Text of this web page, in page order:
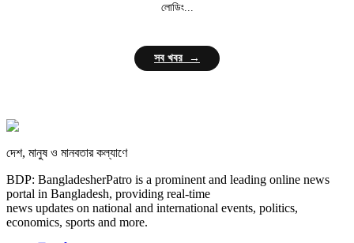
লোডিং...
সব খবর →
দেশ, মানুষ ও মানবতার কল্যাণে
BDP: BangladesherPatro is a prominent and leading online news
portal in Bangladesh, providing real-time
news updates on national and international events, politics,
economics, sports and more.